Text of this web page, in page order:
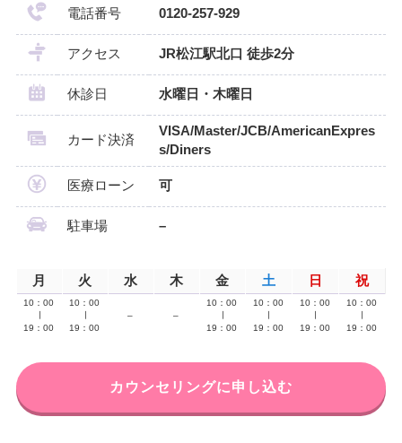
電話番号 0120-257-929
アクセス JR松江駅北口 徒歩2分
休診日 水曜日・木曜日
カード決済
VISA/Master/JCB/AmericanExpres
s/Diners
医療ローン 可
駐車場 –
月 火 水 木 金 土 日 祝
10：00
19：00
10：00
19：00
– –
10：00
19：00
10：00
19：00
10：00
19：00
10：00
19：00
カウンセリングに申し込む